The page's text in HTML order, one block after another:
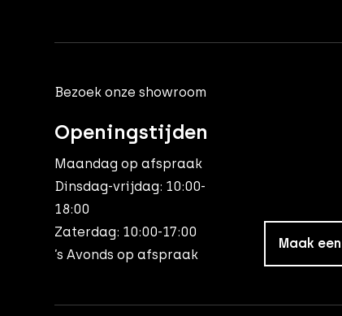
Bezoek onze showroom
Openingstijden
Maandag op afspraak
Dinsdag-vrijdag: 10:00-
18:00
Zaterdag: 10:00-17:00
’s Avonds op afspraak
Maak